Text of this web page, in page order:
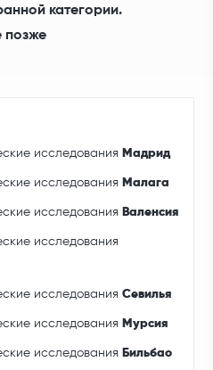
категории.
позже
исследования Мадрид
исследования Малага
исследования Валенсия
исследования
исследованияСевилья
исследования Мурсия
исследования Бильбао